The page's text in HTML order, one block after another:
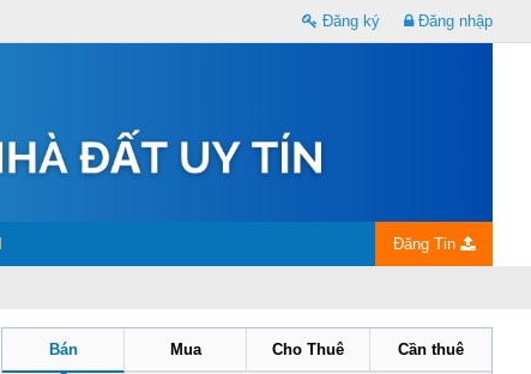
Đăng ký Đăng nhập
Đăng Tin
Bán Mua Cho Thuê Cần thuê